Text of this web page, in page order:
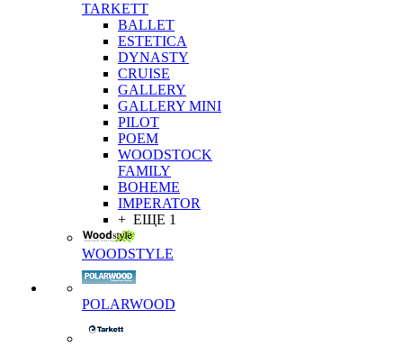
TARKETT
BALLET
ESTETICA
DYNASTY
CRUISE
GALLERY
GALLERY MINI
PILOT
POEM
WOODSTOCK
FAMILY
BOHEME
IMPERATOR
+ ЕЩЕ 1
WOODSTYLE
POLARWOOD